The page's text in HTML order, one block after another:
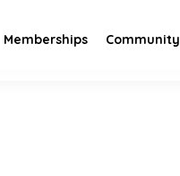
Memberships Community